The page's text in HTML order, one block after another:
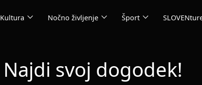
Kultura expand_more Nočno življenje expand_more Šport expand_more
Najdi svoj dogodek!